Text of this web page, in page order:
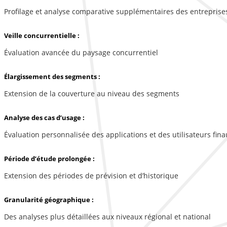
Profilage et analyse comparative supplémentaires des
Veille concurrentielle :
Évaluation avancée du paysage concurrentiel
Élargissement des segments :
Extension de la couverture au niveau des segments
Analyse des cas d’usage :
Évaluation personnalisée des applications et des utilisateurs
Période d’étude prolongée :
Extension des périodes de prévision et d’historique
Granularité géographique :
Des analyses plus détaillées aux niveaux régional et national